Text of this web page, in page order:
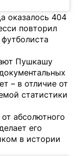
оказалось 404
повторил
Пушкашу
– в отличие от
статистики
абсолютного
его
в истории